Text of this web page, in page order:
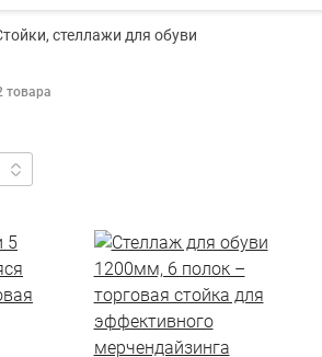
стеллажи для обуви
товара